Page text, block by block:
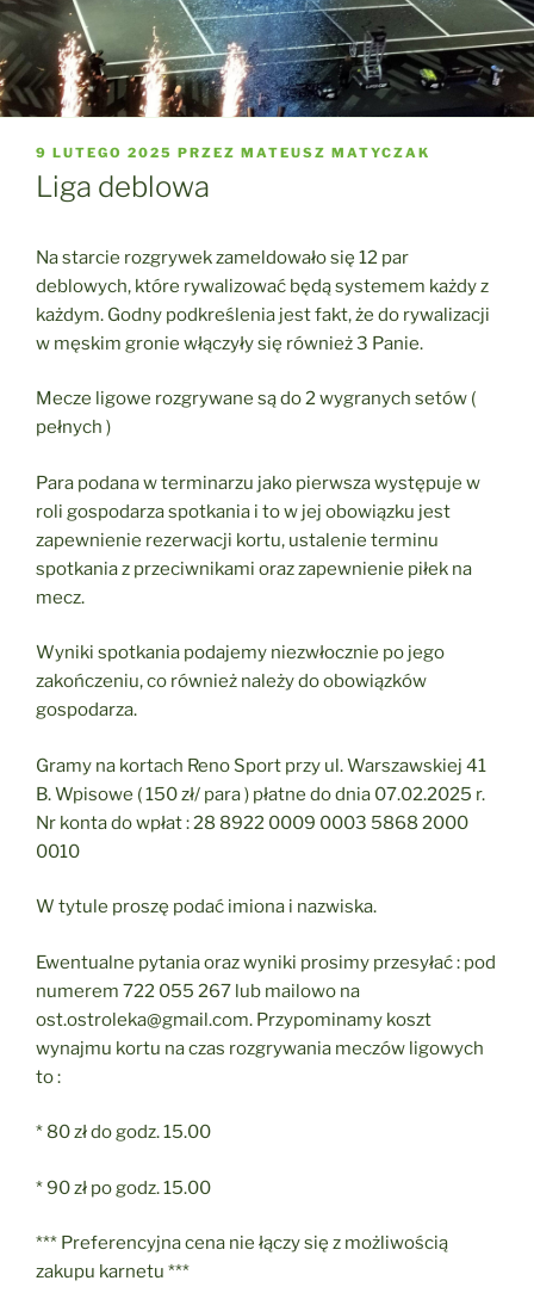
OPUBLIKOWANE
W
9 LUTEGO 2025 PRZEZ MATEUSZ MATYCZAK
Liga deblowa
Na starcie rozgrywek zameldowało się 12 par
deblowych, które rywalizować będą systemem każdy z
każdym. Godny podkreślenia jest fakt, że do rywalizacji
w męskim gronie włączyły się również 3 Panie.
Mecze ligowe rozgrywane są do 2 wygranych setów (
pełnych )
Para podana w terminarzu jako pierwsza występuje w
roli gospodarza spotkania i to w jej obowiązku jest
zapewnienie rezerwacji kortu, ustalenie terminu
spotkania z przeciwnikami oraz zapewnienie piłek na
mecz.
Wyniki spotkania podajemy niezwłocznie po jego
zakończeniu, co również należy do obowiązków
gospodarza.
Gramy na kortach Reno Sport przy ul. Warszawskiej 41
B. Wpisowe ( 150 zł/ para ) płatne do dnia 07.02.2025 r.
Nr konta do wpłat : 28 8922 0009 0003 5868 2000
0010
W tytule proszę podać imiona i nazwiska.
Ewentualne pytania oraz wyniki prosimy przesyłać : pod
numerem 722 055 267 lub mailowo na
ost.ostroleka@gmail.com. Przypominamy koszt
wynajmu kortu na czas rozgrywania meczów ligowych
to :
* 80 zł do godz. 15.00
* 90 zł po godz. 15.00
*** Preferencyjna cena nie łączy się z możliwością
zakupu karnetu ***